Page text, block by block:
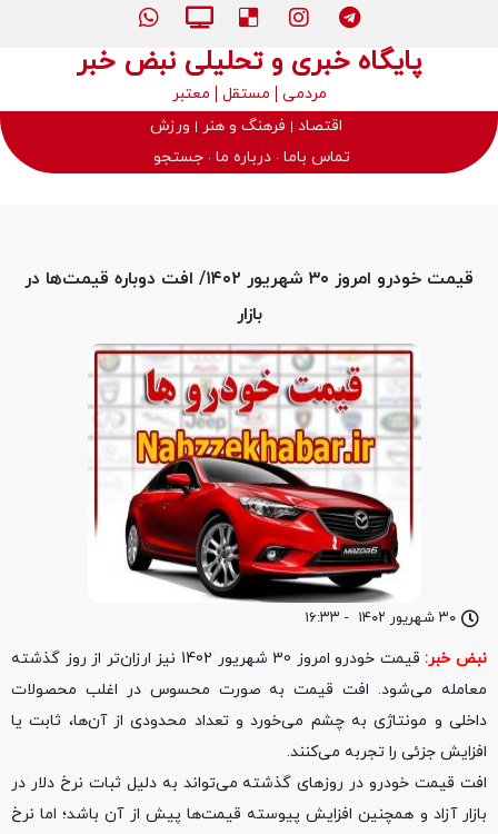
پایگاه خبری و تحلیلی نبض خبر
مردمی مستقل
معتبر
اقتصاد
فرهنگ و هنر
ورزش
تماس باما درباره ما جستجو
۳۰ شهریور ۱۴۰۲ - ۱۶:۳۳
قیمت خودرو امروز ۳۰ شهریور ۱۴۰۲/ افت دوباره قیمت‌ها در
بازار
نبض خبر:
قیمت خودرو امروز 30 شهریور 1402 نیز ارزان‌تر از روز گذشته
معامله می‌شود. افت قیمت به صورت محسوس در اغلب محصولات
داخلی و مونتاژی به چشم می‌خورد و تعداد محدودی از آن‌ها، ثابت یا
افزایش جزئی را تجربه می‌کنند.
افت قیمت خودرو در روزهای گذشته می‌تواند به دلیل ثبات نرخ دلار در
بازار آزاد و همچنین افزایش پیوسته قیمت‌ها پیش از آن باشد؛ اما نرخ